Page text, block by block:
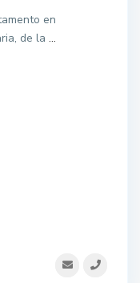
en
de la ...